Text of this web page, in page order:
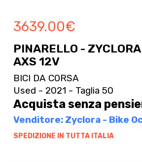
3639.00€
PINARELLO - ZYCLORA
AXS 12V
BICI DA CORSA
Used - 2021 - Taglia 50
Acquista senza
Venditore: Zyclora - Bike
SPEDIZIONE IN TUTTA ITALIA